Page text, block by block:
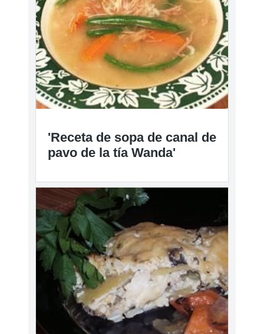
'Receta de sopa de canal de
pavo de la tía Wanda'